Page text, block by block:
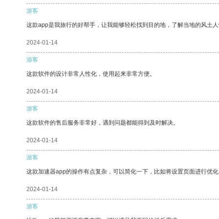
游客
这款app是我旅行的好帮手，让我能够轻松找到目的地，了解当地的风土
2024-01-14
游客
这款软件的设计非常人性化，使用起来非常方便。
2024-01-14
游客
这款软件的售后服务非常好，遇到问题都能得到及时解决。
2024-01-14
游客
这款加速器app的操作有点复杂，可以简化一下，比如将设置页面进行优
2024-01-14
游客